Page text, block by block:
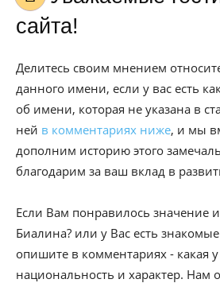
сайта!
Делитесь своим мнением
данного имени, если у вас есть
об имени, которая не указана в
ней в комментариях ниже, и мы
дополним историю этого
благодарим за ваш вклад в
Если Вам понравилось значение
Биалина? или у Вас есть
опишите в комментариях - какая
национальность и характер. Нам